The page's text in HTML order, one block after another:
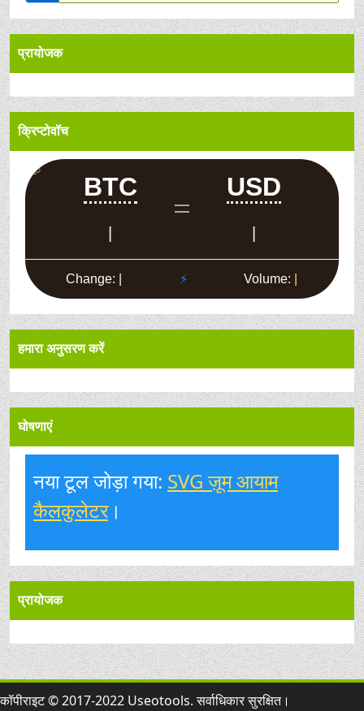
प्रायोजक
क्रिप्टोवॉच
हमारा अनुसरण करें
घोषणाएं
नया टूल जोड़ा गया: SVG ज़ूम आयाम
कैलकुलेटर।
प्रायोजक
कॉपीराइट © 2017-2022 Useotools. सर्वाधिकार सुरक्षित।